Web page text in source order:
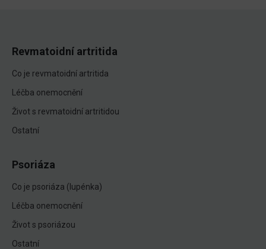
Revmatoidní artritida
Co je revmatoidní artritida
Léčba onemocnění
Život s revmatoidní artritidou
Ostatní
Psoriáza
Co je psoriáza (lupénka)
Léčba onemocnění
Život s psoriázou
Ostatní